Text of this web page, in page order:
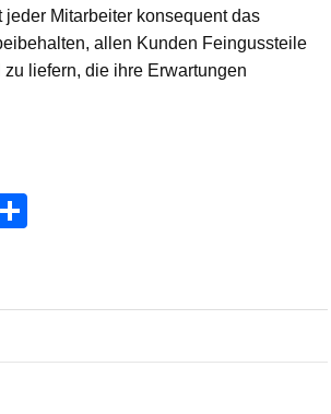
Mitarbeiter konsequent das
allen Kunden Feingussteile
liefern, die ihre Erwartungen
Share